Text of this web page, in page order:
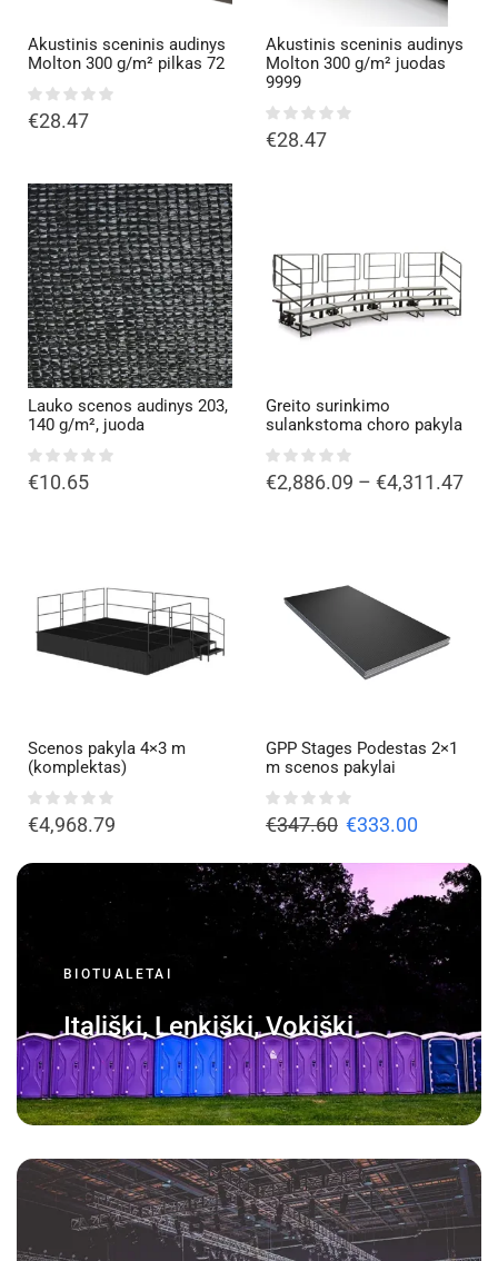
Akustinis sceninis audinys
Molton 300 g/m² pilkas 72
€28.47
Akustinis sceninis audinys
Molton 300 g/m² juodas
9999
€28.47
Lauko scenos audinys 203,
140 g/m², juoda
€10.65
Greito surinkimo
sulankstoma choro pakyla
€2,886.09 – €4,311.47
Scenos pakyla 4×3 m
(komplektas)
€4,968.79
GPP Stages Podestas 2×1
m scenos pakylai
€347.60 €333.00
BIOTUALETAI
Itališki, Lenkiški, Vokiški